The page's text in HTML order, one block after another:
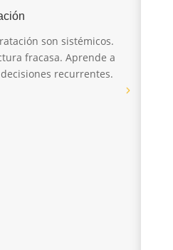
son sistémicos.
fracasa. Aprende a
recurrentes.